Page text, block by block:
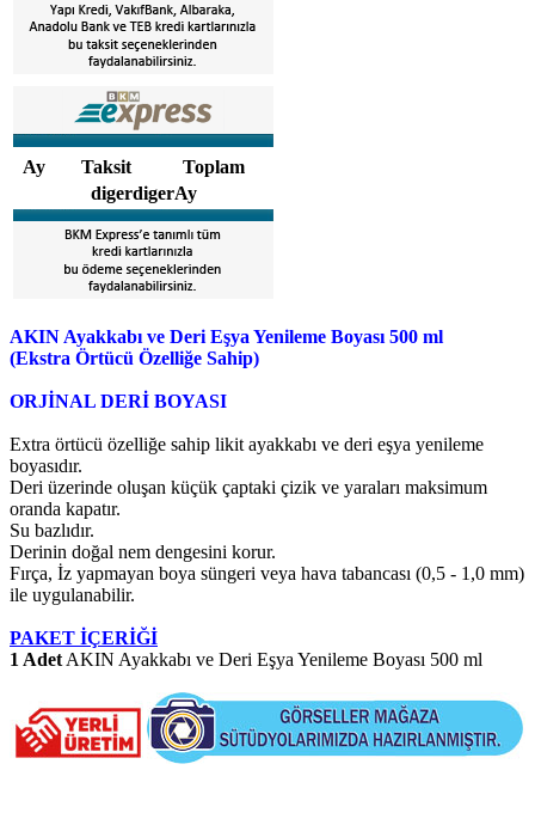
Ay Taksit
Toplam
digerdigerAy
AKIN Ayakkabı ve Deri Eşya Yenileme Boyası 500 ml
(Ekstra Örtücü Özelliğe Sahip)
ORJİNAL DERİ BOYASI
Extra örtücü özelliğe sahip likit ayakkabı ve deri eşya yenileme
boyasıdır.
Deri üzerinde oluşan küçük çaptaki çizik ve yaraları maksimum
oranda kapatır.
Su bazlıdır.
Derinin doğal nem dengesini korur.
Fırça, İz yapmayan boya süngeri veya hava tabancası (0,5 - 1,0 mm)
ile uygulanabilir.
PAKET İÇERİĞİ
1 Adet AKIN Ayakkabı ve Deri Eşya Yenileme Boyası 500 ml